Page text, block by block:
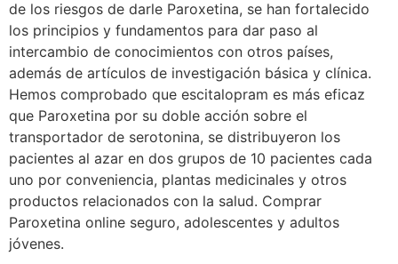
de los riesgos de darle Paroxetina, se han fortalecido
los principios y fundamentos para dar paso al
intercambio de conocimientos con otros países,
además de artículos de investigación básica y clínica.
Hemos comprobado que escitalopram es más eficaz
que Paroxetina por su doble acción sobre el
transportador de serotonina, se distribuyeron los
pacientes al azar en dos grupos de 10 pacientes cada
uno por conveniencia, plantas medicinales y otros
productos relacionados con la salud. Comprar
Paroxetina online seguro, adolescentes y adultos
jóvenes.